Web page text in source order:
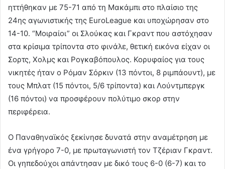
ηττήθηκαν με 75-71 από τη Μακάμπι στο πλαίσιο της
24ης αγωνιστικής της EuroLeague και υποχώρησαν στο
14-10. “Μοιραίοι” οι Σλούκας και Γκραντ που αστόχησαν
στα κρίσιμα τρίποντα στο φινάλε, θετική εικόνα είχαν οι
Σορτς, Χολμς και Ρογκαβόπουλος. Κορυφαίος για τους
νικητές ήταν ο Ρόμαν Σόρκιν (13 πόντοι, 8 ριμπάουντ), με
τους Μπλατ (15 πόντοι, 5/6 τρίποντα) και Λούντμπεργκ
(16 πόντοι) να προσφέρουν πολύτιμο σκορ στην
περιφέρεια.
Ο Παναθηναϊκός ξεκίνησε δυνατά στην αναμέτρηση με
ένα γρήγορο 7-0, με πρωταγωνιστή τον Τζέριαν Γκραντ.
Οι γηπεδούχοι απάντησαν με δικό τους 6-0 (6-7) και το